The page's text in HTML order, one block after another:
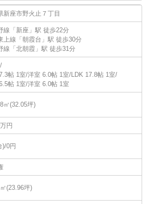
新座市野火止 ７丁目
線 「 新座 」駅 徒歩22分
上線 「 朝霞台 」駅 徒歩30分
線 「 北朝霞 」駅 徒歩31分
帖 1室/洋室 6.0帖 1室/LDK 17.8帖 1室/
帖 1室/洋室 6.0帖 1室
㎡(32.05坪)
円
)/0円
(23.96坪)